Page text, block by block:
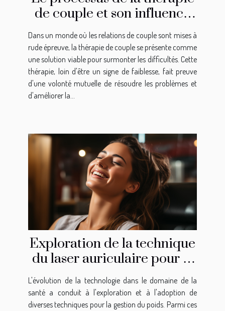
de couple et son influence
sur l'amélioration de la
communication dans une
relation
Dans un monde où les relations de couple sont mises à
rude épreuve, la thérapie de couple se présente comme
une solution viable pour surmonter les difficultés. Cette
thérapie, loin d'être un signe de faiblesse, fait preuve
d'une volonté mutuelle de résoudre les problèmes et
d'améliorer la...
Exploration de la technique
du laser auriculaire pour la
gestion du poids
L'évolution de la technologie dans le domaine de la
santé a conduit à l'exploration et à l'adoption de
diverses techniques pour la gestion du poids. Parmi ces